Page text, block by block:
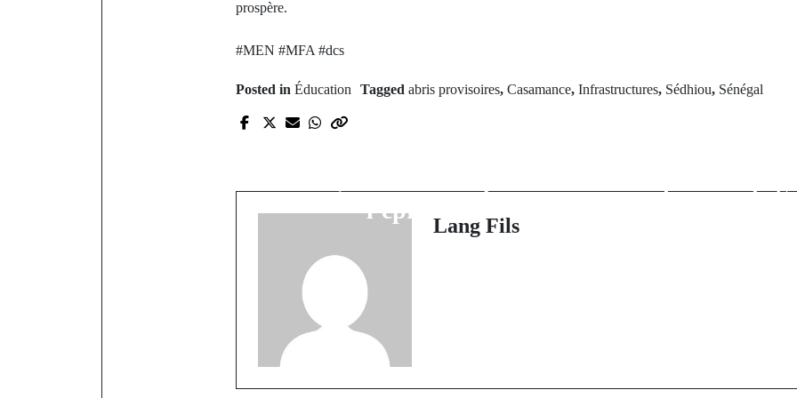
prospère.
#MEN #MFA #dcs
Posted in Éducation Tagged abris provisoires, Casamance, Infrastructures, Sédhiou, Sénégal
l’épreuve
éleveurs de
Lang Fils